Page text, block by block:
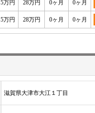
5万円 28万円 0ヶ月 0ヶ月
5万円 28万円 0ヶ月 0ヶ月
滋賀県大津市大江１丁目